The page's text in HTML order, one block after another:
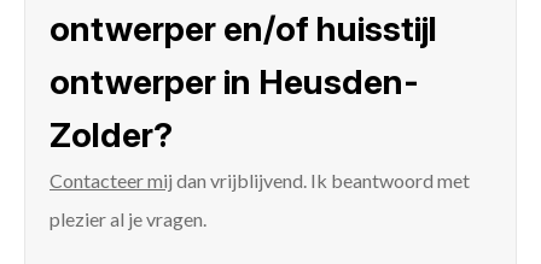
ontwerper en/of huisstijl
ontwerper in Heusden-
Zolder?
Contacteer mij dan vrijblijvend. Ik beantwoord met
plezier al je vragen.